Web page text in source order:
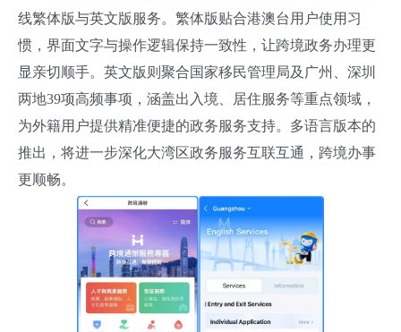
线繁体版与英文版服务。繁体版贴合港澳台用户使用习
惯，界面文字与操作逻辑保持一致性，让跨境政务办理更
显亲切顺手。英文版则聚合国家移民管理局及广州、深圳
两地39项高频事项，涵盖出入境、居住服务等重点领域，
为外籍用户提供精准便捷的政务服务支持。多语言版本的
推出，将进一步深化大湾区政务服务互联互通，跨境办事
更顺畅。